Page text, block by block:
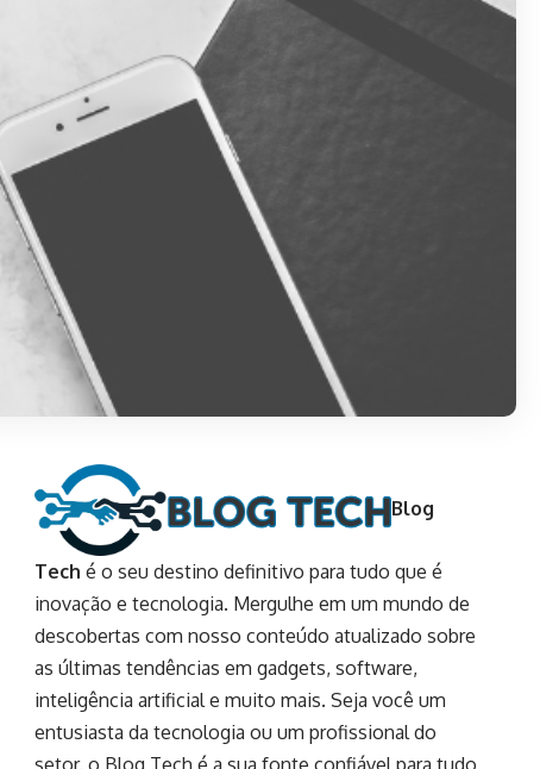
Blog
Tech é o seu destino definitivo para tudo que é
inovação e tecnologia. Mergulhe em um mundo de
descobertas com nosso conteúdo atualizado sobre
as últimas tendências em gadgets, software,
inteligência artificial e muito mais. Seja você um
entusiasta da tecnologia ou um profissional do
setor, o Blog Tech é a sua fonte confiável para tudo